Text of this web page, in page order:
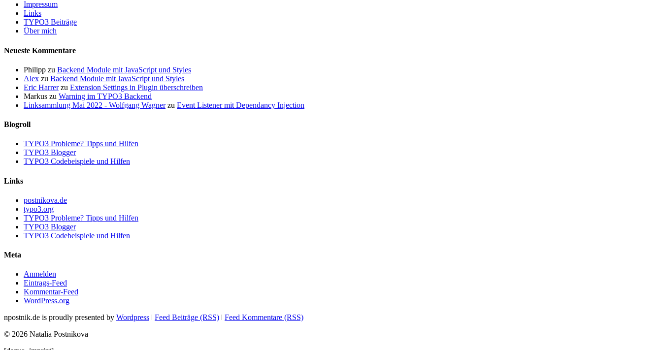
Impressum
Links
TYPO3 Beiträge
Über mich
Neueste Kommentare
Philipp zu Backend Module mit JavaScript und Styles
Alex zu Backend Module mit JavaScript und Styles
Eric Harrerzu Extension Settings in Plugin überschreiben
Markus zu Warning im TYPO3 Backend
Linksammlung Mai 2022 - Wolfgang Wagnerzu Event Listener mit Dependancy Injection
Blogroll
TYPO3 Probleme? Tipps und Hilfen
TYPO3 Blogger
TYPO3 Codebeispiele und Hilfen
Links
postnikova.de
typo3.org
TYPO3 Probleme? Tipps und Hilfen
TYPO3 Blogger
TYPO3 Codebeispiele und Hilfen
Meta
Anmelden
Eintrags-Feed
Kommentar-Feed
WordPress.org
npostnik.de is proudly presented by Wordpress Feed Beiträge (RSS)
Feed Kommentare (RSS)
© 2026 Natalia Postnikova